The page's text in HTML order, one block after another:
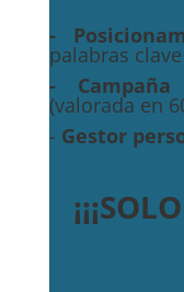
-
palabras clave
-
(valorada en
- Gestor
¡¡¡SOLO